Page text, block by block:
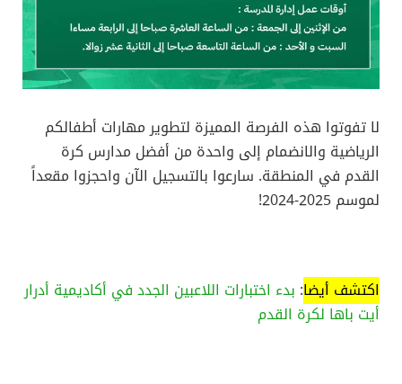
لا تفوتوا هذه الفرصة المميزة لتطوير مهارات أطفالكم
الرياضية والانضمام إلى واحدة من أفضل مدارس كرة
القدم في المنطقة. سارعوا بالتسجيل الآن واحجزوا مقعداً
لموسم 2025-2024!
اكتشف أيضا: بدء اختبارات اللاعبين الجدد في أكاديمية أدرار
أيت باها لكرة القدم